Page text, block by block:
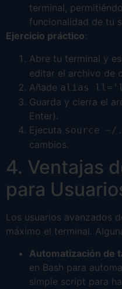
terminal,
funcionalidad de tu
Ejercicio práctico:
Abre tu terminal y
editar el archivo de
Añade alias
Guarda y cierra el
Enter).
Ejecuta source ~/
cambios.
4. Ventajas
para
Los usuarios avanzados
máximo el terminal.
Automatización de
en Bash para
simple script para